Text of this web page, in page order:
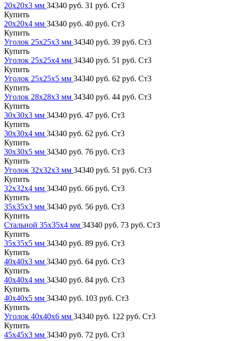
20х20х3 мм 34340 руб. 31 руб. Ст3
Купить
20х20х4 мм 34340 руб. 40 руб. Ст3
Купить
Уголок 25х25х3 мм 34340 руб. 39 руб. Ст3
Купить
Уголок 25х25х4 мм 34340 руб. 51 руб. Ст3
Купить
Уголок 25х25х5 мм 34340 руб. 62 руб. Ст3
Купить
Уголок 28х28х3 мм 34340 руб. 44 руб. Ст3
Купить
30х30х3 мм 34340 руб. 47 руб. Ст3
Купить
30х30х4 мм 34340 руб. 62 руб. Ст3
Купить
30х30х5 мм 34340 руб. 76 руб. Ст3
Купить
Уголок 32х32х3 мм 34340 руб. 51 руб. Ст3
Купить
32х32х4 мм 34340 руб. 66 руб. Ст3
Купить
35х35х3 мм 34340 руб. 56 руб. Ст3
Купить
Стальной 35х35х4 мм 34340 руб. 73 руб. Ст3
Купить
35х35х5 мм 34340 руб. 89 руб. Ст3
Купить
40х40х3 мм 34340 руб. 64 руб. Ст3
Купить
40х40х4 мм 34340 руб. 84 руб. Ст3
Купить
40х40х5 мм 34340 руб. 103 руб. Ст3
Купить
Уголок 40х40х6 мм 34340 руб. 122 руб. Ст3
Купить
45х45х3 мм 34340 руб. 72 руб. Ст3